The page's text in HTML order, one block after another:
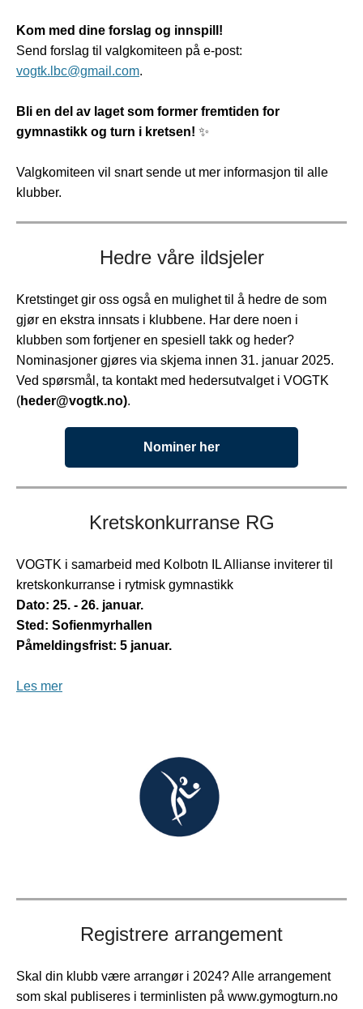
Kom med dine forslag og innspill!
Send forslag til valgkomiteen på e-post:
vogtk.lbc@gmail.com.
Bli en del av laget som former fremtiden for
gymnastikk og turn i kretsen! ✨
Valgkomiteen vil snart sende ut mer informasjon til alle
klubber.
Hedre våre ildsjeler
Kretstinget gir oss også en mulighet til å hedre de som
gjør en ekstra innsats i klubbene. Har dere noen i
klubben som fortjener en spesiell takk og heder?
Nominasjoner gjøres via skjema innen 31. januar 2025.
Ved spørsmål, ta kontakt med hedersutvalget i VOGTK
(heder@vogtk.no).
Nominer her
Kretskonkurranse RG
VOGTK i samarbeid med Kolbotn IL Allianse inviterer til
kretskonkurranse i rytmisk gymnastikk
Dato: 25. - 26. januar.
Sted: Sofienmyrhallen
Påmeldingsfrist: 5 januar.
Les mer
Registrere arrangement
Skal din klubb være arrangør i 2024? Alle arrangement
som skal publiseres i terminlisten på www.gymogturn.no